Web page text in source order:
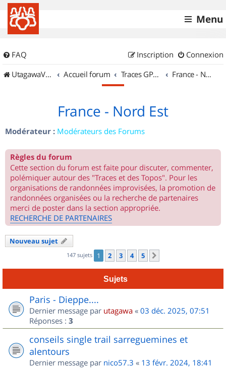
Menu
FAQ Connexion
Inscription
UtagawaVTT (Randos VTT et VTTAE avec traces GPS)
Accueil forum Traces GPS de randos VTT France - Nord Est
France - Nord Est
Modérateur : Modérateurs des Forums
Règles du forum
Cette section du forum est faite pour discuter, commenter,
polémiquer autour des "Traces et des Topos". Pour les
organisations de randonnées improvisées, la promotion de
randonnées organisées ou la recherche de partenaires
merci de poster dans la section appropriée.
RECHERCHE DE PARTENAIRES
Nouveau sujet
147 sujets 1 2 3 4 5
Sujets
Paris - Dieppe....
Dernier message par utagawa « 03 déc. 2025, 07:51
Réponses : 3
conseils single trail sarreguemines et
alentours
Dernier message par nico57.3 « 13 févr. 2024, 18:41